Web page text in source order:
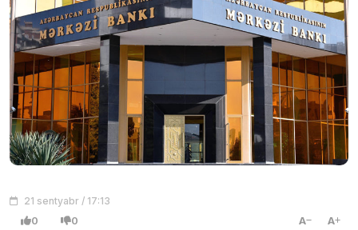
21 sentyabr / 17:13
0 0 A A